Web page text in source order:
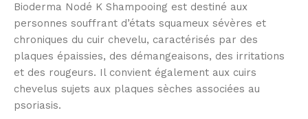
Bioderma Nodé K Shampooing est destiné aux
personnes souffrant d’états squameux sévères et
chroniques du cuir chevelu, caractérisés par des
plaques épaissies, des démangeaisons, des irritations
et des rougeurs. Il convient également aux cuirs
chevelus sujets aux plaques sèches associées au
psoriasis.